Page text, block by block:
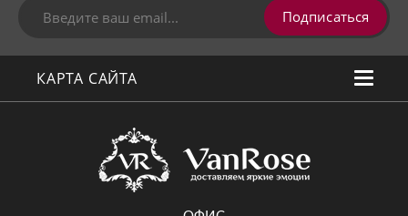
Подписаться
КАРТА САЙТА